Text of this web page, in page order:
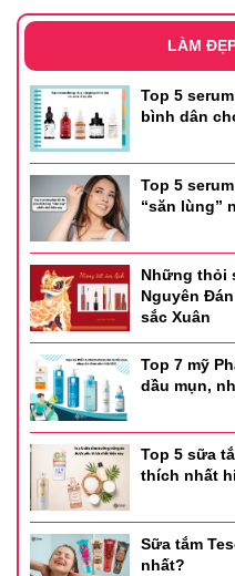
LÀM
Top 5
bình dân
Top 5
“săn lùng”
Những thỏi
Nguyên
sắc Xuân
Top 7 mỹ
dầu mụn,
Top 5 sữa
thích nhất
Sữa tắm
nhất?